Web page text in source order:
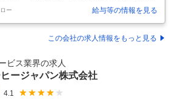
リです♪1日3時間～OK。 【ホール】お任せす
付と受け渡しやテーブルの片付け、フロアの
お客様を笑顔にしてください 【キッチン】お
器の洗浄、厨房の清掃などが主なお仕事。おす
えまでなど、都合のいい時間を有効に使って
ー 給与等の情報を見る
この会社の求人情報をもっと見る
ビス業界の求人
ージャパン株式会社
4.1